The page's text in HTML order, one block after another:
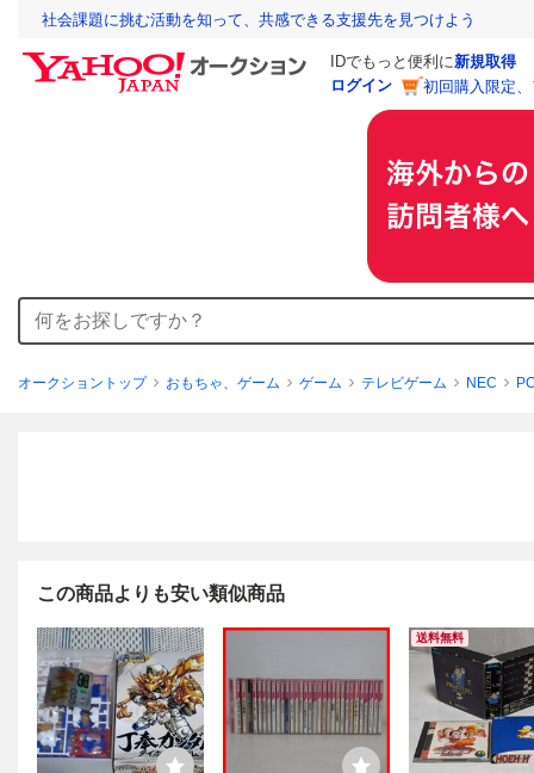
社会課題に挑む活動を知って、共感できる支援先を見つけよう
IDでもっと便利に新規取得
ログイン
初回購入限定
オークショントップ おもちゃ、ゲーム ゲーム テレビゲーム NEC
この商品よりも安い類似商品
送料無料